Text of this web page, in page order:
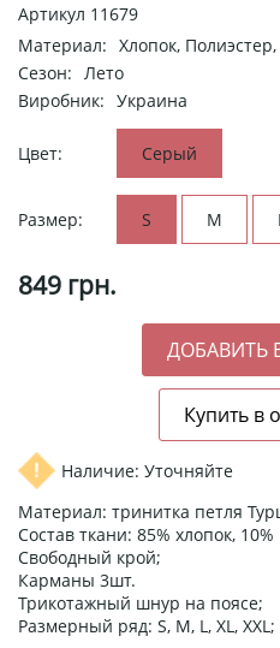
Артикул 11679
Материал: Хлопок,
Сезон:
Лето
Виробник: Украина
Цвет: Серый
Размер: S M L
849 грн.
Наличие: Уточняйте
Материал: тринитка петля
Состав ткани: 85% хлопок,
Свободный крой;
Карманы 3шт.
Трикотажный шнур на поясе;
Размерный ряд: S, M, L, XL, XXL;